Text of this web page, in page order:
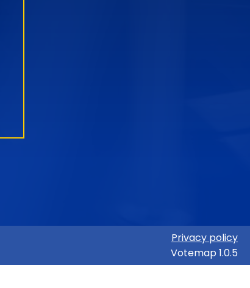
Privacy policy
Votemap 1.0.5